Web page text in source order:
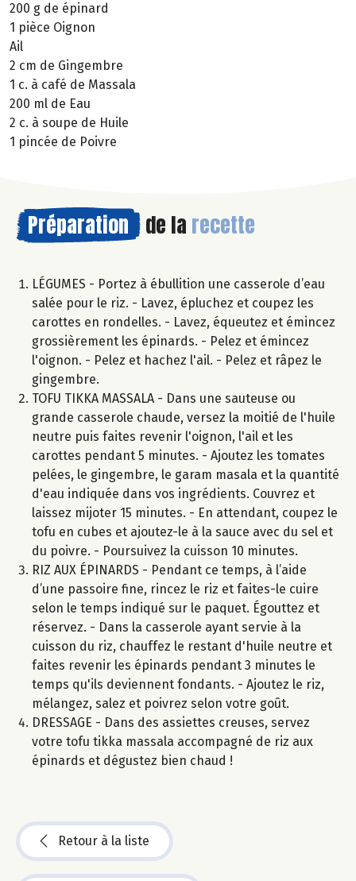
200 g de épinard
1 pièce Oignon
Ail
2 cm de Gingembre
1 c. à café de Massala
200 ml de Eau
2 c. à soupe de Huile
1 pincée de Poivre
Préparation de la recette
LÉGUMES - Portez à ébullition une casserole d’eau
salée pour le riz. - Lavez, épluchez et coupez les
carottes en rondelles. - Lavez, équeutez et émincez
grossièrement les épinards. - Pelez et émincez
l'oignon. - Pelez et hachez l'ail. - Pelez et râpez le
gingembre.
TOFU TIKKA MASSALA - Dans une sauteuse ou
grande casserole chaude, versez la moitié de l'huile
neutre puis faites revenir l'oignon, l'ail et les
carottes pendant 5 minutes. - Ajoutez les tomates
pelées, le gingembre, le garam masala et la quantité
d'eau indiquée dans vos ingrédients. Couvrez et
laissez mijoter 15 minutes. - En attendant, coupez le
tofu en cubes et ajoutez-le à la sauce avec du sel et
du poivre. - Poursuivez la cuisson 10 minutes.
RIZ AUX ÉPINARDS - Pendant ce temps, à l’aide
d’une passoire fine, rincez le riz et faites-le cuire
selon le temps indiqué sur le paquet. Égouttez et
réservez. - Dans la casserole ayant servie à la
cuisson du riz, chauffez le restant d'huile neutre et
faites revenir les épinards pendant 3 minutes le
temps qu'ils deviennent fondants. - Ajoutez le riz,
mélangez, salez et poivrez selon votre goût.
DRESSAGE - Dans des assiettes creuses, servez
votre tofu tikka massala accompagné de riz aux
épinards et dégustez bien chaud !
Retour à la liste